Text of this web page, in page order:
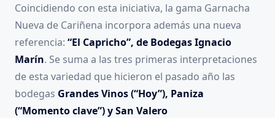
Coincidiendo con esta iniciativa, la gama Garnacha
Nueva de Cariñena incorpora además una nueva
referencia: “El Capricho”, de Bodegas Ignacio
Marín. Se suma a las tres primeras interpretaciones
de esta variedad que hicieron el pasado año las
bodegas Grandes Vinos (“Hoy”), Paniza
(“Momento clave”) y San Valero